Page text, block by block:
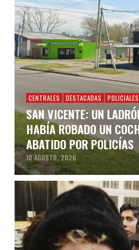
CENTRALES DESTACADAS POLICIALES
SAN VICENTE: UN
HABÍA ROBADO UN
ABATIDO POR POLICÍAS
10 AGOSTO, 2026